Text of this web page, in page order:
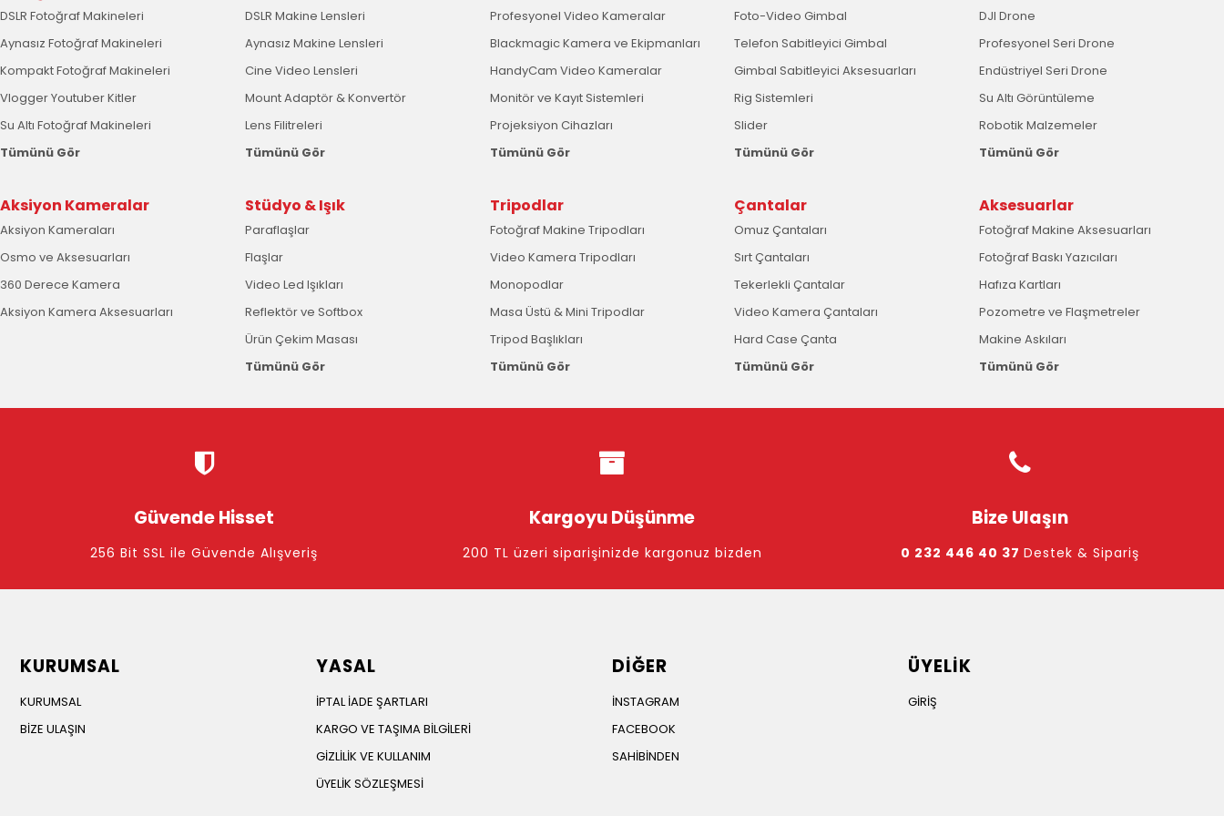
DSLR Fotoğraf Makineleri
Aynasız Fotoğraf Makineleri
Kompakt Fotoğraf Makineleri
Vlogger Youtuber Kitler
Su Altı Fotoğraf Makineleri
Tümünü Gör
DSLR Makine Lensleri
Aynasız Makine Lensleri
Cine Video Lensleri
Mount Adaptör & Konvertör
Lens Filitreleri
Tümünü Gör
Profesyonel Video Kameralar
Blackmagic Kamera ve Ekipmanları
HandyCam Video Kameralar
Monitör ve Kayıt Sistemleri
Projeksiyon Cihazları
Tümünü Gör
Foto-Video Gimbal
Telefon Sabitleyici Gimbal
Gimbal Sabitleyici Aksesuarları
Rig Sistemleri
Slider
Tümünü Gör
DJI Drone
Profesyonel Seri Drone
Endüstriyel Seri Drone
Su Altı Görüntüleme
Robotik Malzemeler
Tümünü Gör
Aksiyon Kameralar
Aksiyon Kameraları
Osmo ve Aksesuarları
360 Derece Kamera
Aksiyon Kamera Aksesuarları
Stüdyo & Işık
Paraflaşlar
Flaşlar
Video Led Işıkları
Reflektör ve Softbox
Ürün Çekim Masası
Tümünü Gör
Tripodlar
Fotoğraf Makine Tripodları
Video Kamera Tripodları
Monopodlar
Masa Üstü & Mini Tripodlar
Tripod Başlıkları
Tümünü Gör
Çantalar
Omuz Çantaları
Sırt Çantaları
Tekerlekli Çantalar
Video Kamera Çantaları
Hard Case Çanta
Tümünü Gör
Aksesuarlar
Fotoğraf Makine Aksesuarları
Fotoğraf Baskı Yazıcıları
Hafıza Kartları
Pozometre ve Flaşmetreler
Makine Askıları
Tümünü Gör
Güvende Hisset
256 Bit SSL ile Güvende Alışveriş
Kargoyu Düşünme
200 TL üzeri siparişinizde kargonuz bizden
Bize Ulaşın
0 232 446 40 37 Destek & Sipariş
KURUMSAL
KURUMSAL
BİZE ULAŞIN
YASAL
İPTAL İADE ŞARTLARI
KARGO VE TAŞIMA BİLGİLERİ
GİZLİLİK VE KULLANIM
ÜYELİK SÖZLEŞMESİ
DİĞER
İNSTAGRAM
FACEBOOK
SAHİBİNDEN
ÜYELİK
GİRİŞ